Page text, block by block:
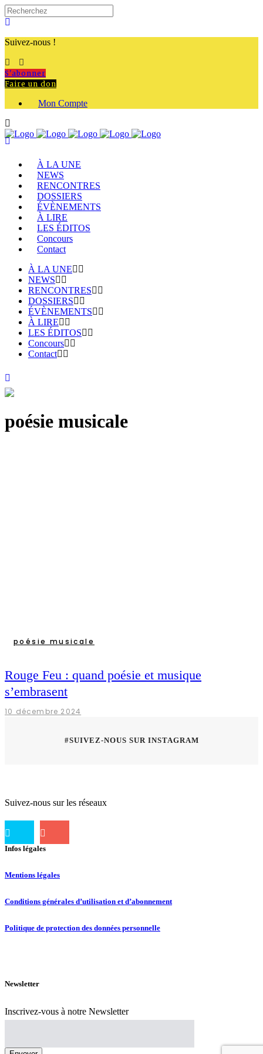
Suivez-nous !
S'abonner
Faire un don
Mon Compte
À LA UNE
NEWS
RENCONTRES
DOSSIERS
ÉVÈNEMENTS
À LIRE
LES ÉDITOS
Concours
Contact
À LA UNE
NEWS
RENCONTRES
DOSSIERS
ÉVÈNEMENTS
À LIRE
LES ÉDITOS
Concours
Contact
poésie musicale
poésie musicale
Rouge Feu : quand poésie et musique
s’embrasent
10 décembre 2024
#SUIVEZ-NOUS SUR INSTAGRAM
Suivez-nous sur les réseaux
Infos légales
Mentions légales
Conditions générales d’utilisation et d’abonnement
Politique de protection des données personnelle
Newsletter
Inscrivez-vous à notre Newsletter